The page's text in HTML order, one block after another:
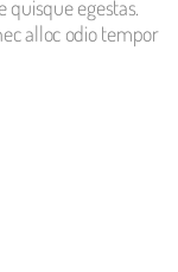
egestas.
alloc odio tempor